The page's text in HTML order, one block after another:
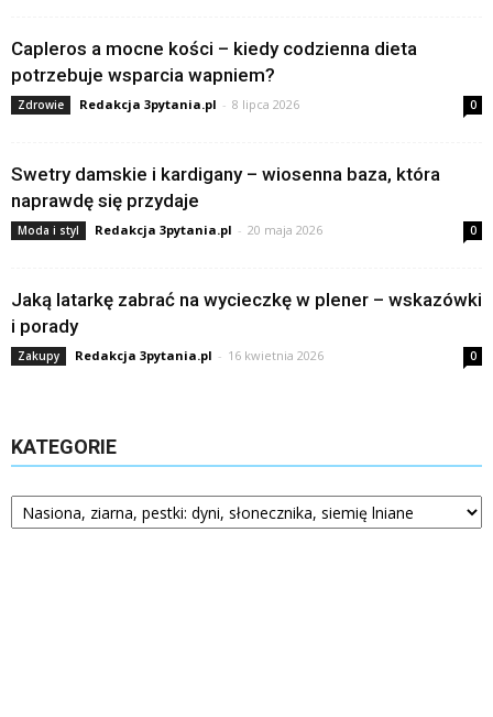
Capleros a mocne kości – kiedy codzienna dieta
potrzebuje wsparcia wapniem?
Zdrowie Redakcja 3pytania.pl - 8 lipca 2026 0
Swetry damskie i kardigany – wiosenna baza, która
naprawdę się przydaje
Moda i styl Redakcja 3pytania.pl - 20 maja 2026 0
Jaką latarkę zabrać na wycieczkę w plener – wskazówki
i porady
Zakupy Redakcja 3pytania.pl - 16 kwietnia 2026 0
KATEGORIE
Kategorie